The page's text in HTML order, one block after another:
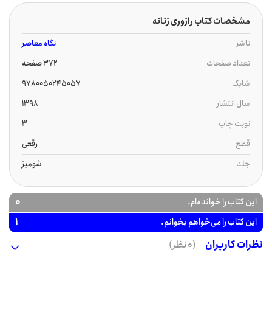
مشخصات کتاب رازوری زنانه
ناشر
نگاه معاصر
تعداد صفحات
372 صفحه
شابک
9780050245057
سال انتشار
1398
نوبت چاپ
3
قطع
رقعی
جلد
شومیز
این کتاب را خوانده‌ام. 0
این کتاب را می‌خواهم بخوانم.
1
نظرات کاربران
(0 نظر)